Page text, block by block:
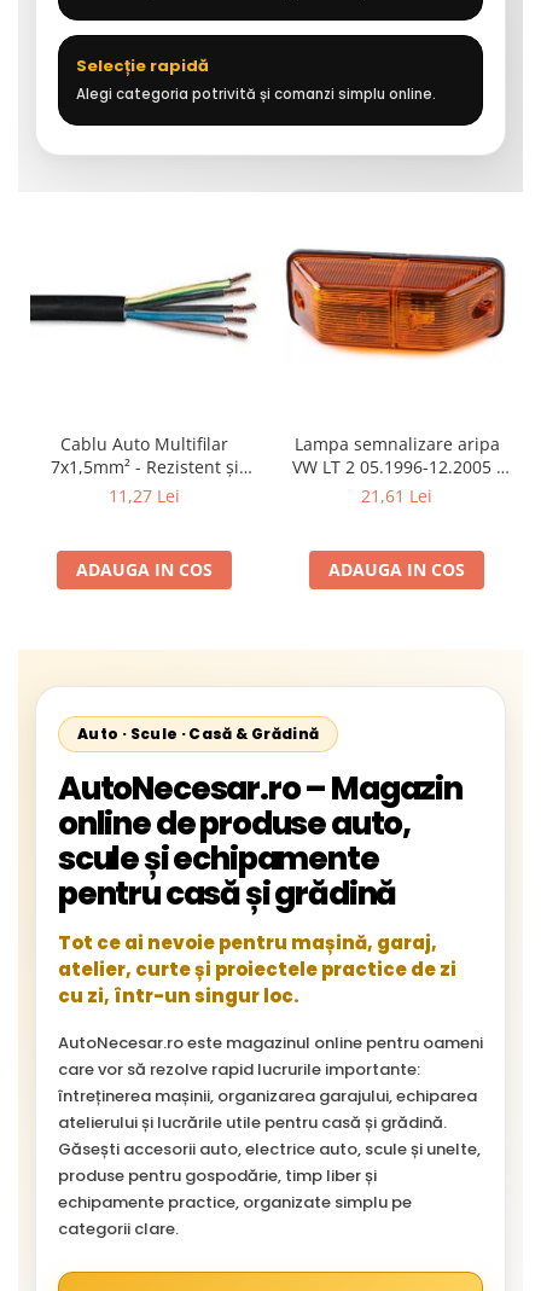
Selecție rapidă
Alegi categoria potrivită și comanzi simplu online.
Cablu Auto Multifilar
7x1,5mm² - Rezistent și
Flexibil pentru Remorci 12V-
11,27 Lei
ADAUGA IN COS
Lampa semnalizare aripa
VW LT 2 05.1996-12.2005 ;
Mercedes Sprinter 1995-
Neoplan Euroliner,
Starliner,Centroliner,
21,61 Lei
ADAUGA IN COS
Auto · Scule · Casă & Grădină
AutoNecesar.ro – Magazin
online de produse auto,
scule și echipamente
pentru casă și grădină
Tot ce ai nevoie pentru mașină, garaj,
atelier, curte și proiectele practice de zi
cu zi, într-un singur loc.
AutoNecesar.ro este magazinul online pentru oameni
care vor să rezolve rapid lucrurile importante:
întreținerea mașinii, organizarea garajului, echiparea
atelierului și lucrările utile pentru casă și grădină.
Găsești accesorii auto, electrice auto, scule și unelte,
produse pentru gospodărie, timp liber și
echipamente practice, organizate simplu pe
categorii clare.